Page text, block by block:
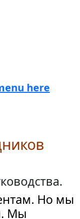
here
Но мы
Мы